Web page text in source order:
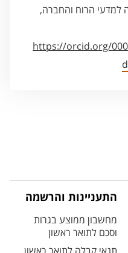
למדעי הרוח והחברה,
https://orcid.org/
התעניינות והרשמה
מחשבון ממוצע בגרות
וסכם לתואר ראשון